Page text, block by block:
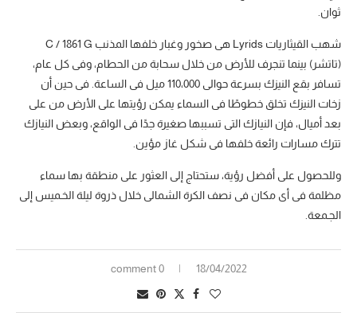
ثوان.
شهب القيثاريات Lyrids هى صخور وغبار خلفها المذنب C / 1861 G
(تاتشر) بينما تنجرف للأرض من خلال سحابة من الحطام، وفى كل عام،
تسافر بقع النيزك بسرعة حوالى 110،000 ميل فى الساعة. فى حين أن
زخات النيزك تخلق خطوطًا فى السماء يمكن رؤيتها على الأرض من على
بعد أميال، فإن النيازك التى تسببها صغيرة جدًا فى الواقع، وبعض النيازك
تترك مسارات رائعة خلفها فى شكل غاز مؤين.
وللحصول على أفضل رؤية، ستحتاج إلى العثور على منطقة بها سماء
مظلمة فى أى مكان فى نصف الكرة الشمالى خلال ذروة ليلة الخـميس إلى
الجـمعة.
18/04/2022
0 comment